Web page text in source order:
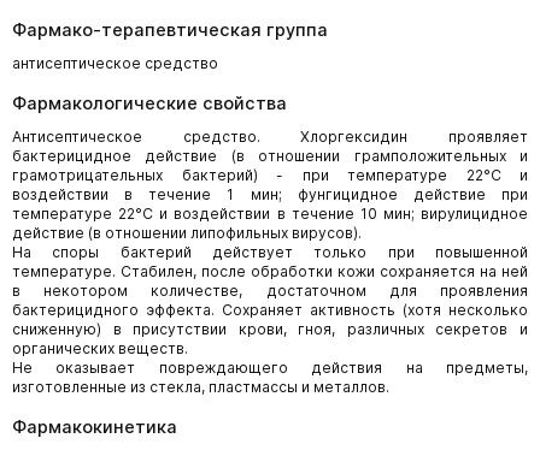
Фармако-терапевтическая группа
антисептическое средство
Фармакологические свойства
Антисептическое средство. Хлоргексидин проявляет
бактерицидное действие (в отношении грамположительных и
грамотрицательных бактерий) - при температуре 22°С и
воздействии в течение 1 мин; фунгицидное действие при
температуре 22°С и воздействии в течение 10 мин; вирулицидное
действие (в отношении липофильных вирусов).
На споры бактерий действует только при повышенной
температуре. Стабилен, после обработки кожи сохраняется на ней
в некотором количестве, достаточном для проявления
бактерицидного эффекта. Сохраняет активность (хотя несколько
сниженную) в присутствии крови, гноя, различных секретов и
органических веществ.
Не оказывает повреждающего действия на предметы,
изготовленные из стекла, пластмассы и металлов.
Фармакокинетика